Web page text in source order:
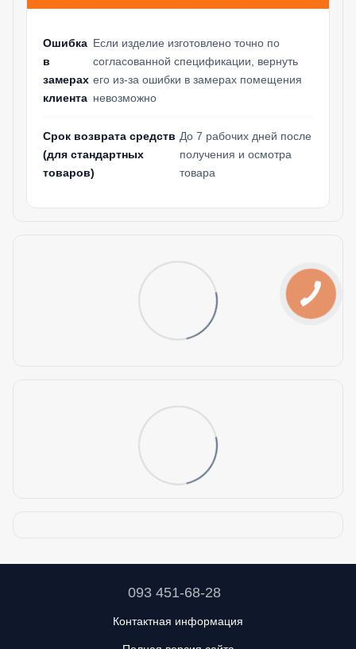
Ошибка
в
замерах
клиента
Если изделие изготовлено точно по
согласованной спецификации, вернуть
его из-за ошибки в замерах помещения
невозможно
Срок возврата средств
(для стандартных
товаров)
До 7 рабочих дней после
получения и осмотра
товара
093 451-68-28
Контактная информация